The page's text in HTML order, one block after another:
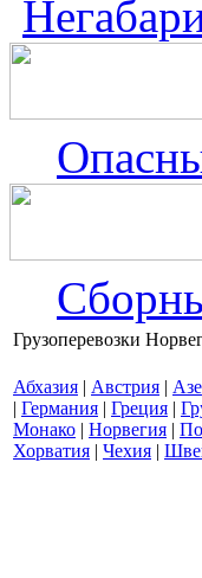
Грузоперевозки
Абхазия | Австрия |
| Германия | Греция |
Монако | Норвегия |
Хорватия | Чехия |